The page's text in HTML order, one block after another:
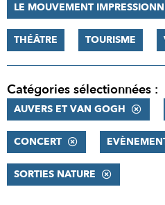
LE MOUVEMENT
THÉÂTRE TOURISME
Catégories sélectionnées :
AUVERS ET VAN GOGH
CONCERT
SORTIES NATURE